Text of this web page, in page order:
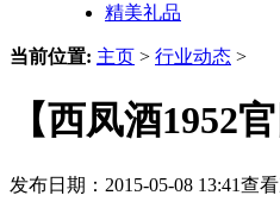
精美礼品
当前位置: 主页 > 行业动态 >
【西凤酒1952
发布日期：2015-05-08 13:41查看